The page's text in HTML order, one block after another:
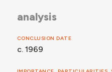
analysis
CONCLUSION DATE
c. 1969